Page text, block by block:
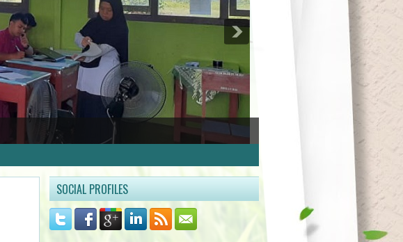
SOCIAL PROFILES